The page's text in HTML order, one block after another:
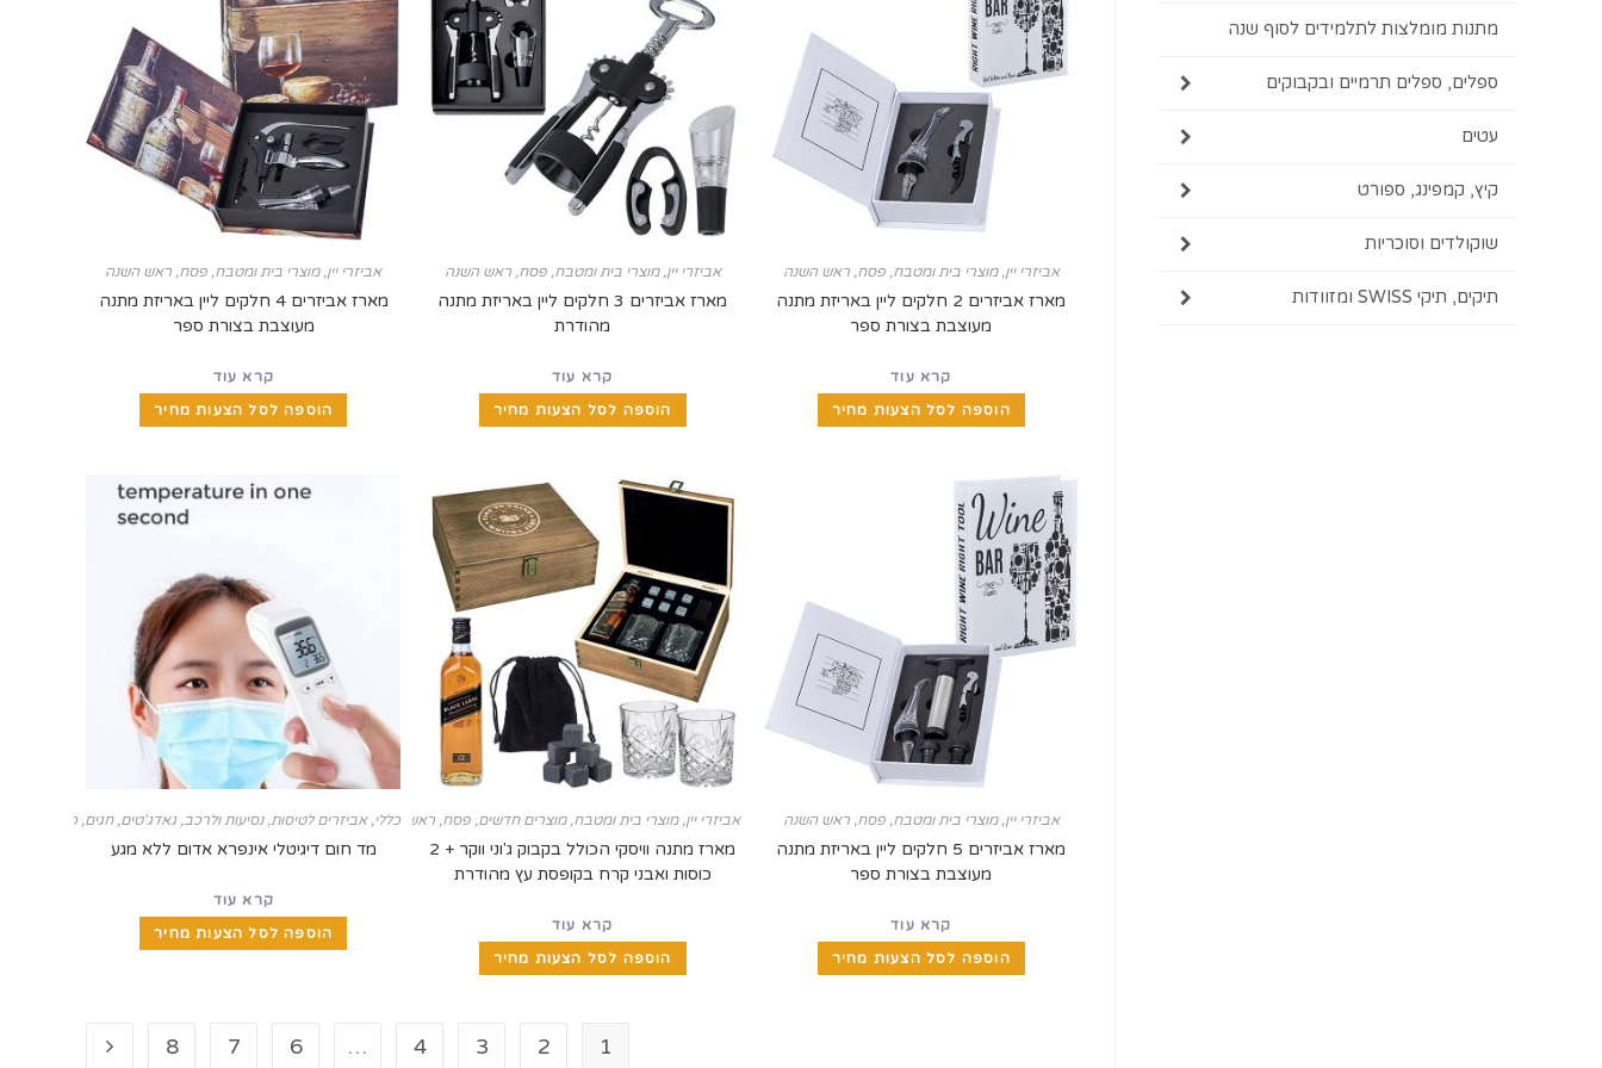
אביזרי יין,מוצרי בית ומטבח,פסח,ראש השנה
מארז אביזרים 2 חלקים ליין באריזת מתנה
מעוצבת בצורת ספר
קרא עוד
הוספה לסל הצעות מחיר
אביזרי יין,מוצרי בית ומטבח,פסח,ראש השנה
מארז אביזרים 3 חלקים ליין באריזת מתנה
מהודרת
קרא עוד
הוספה לסל הצעות מחיר
אביזרי יין,מוצרי בית ומטבח, פסח, ראש השנה
מארז אביזרים 4 חלקים ליין באריזת מתנה
מעוצבת בצורת ספר
קרא עוד
הוספה לסל הצעות מחיר
אביזרי יין,מוצרי בית ומטבח,פסח,ראש השנה
מארז אביזרים 5 חלקים ליין באריזת מתנה
מעוצבת בצורת ספר
קרא עוד
הוספה לסל הצעות מחיר
אביזרי יין,מוצרי בית ומטבח,מוצרים חדשים,פסח,ראש השנה
מארז מתנה וויסקי הכולל בקבוק ג'וני ווקר + 2
כוסות ואבני קרח בקופסת עץ מהודרת
קרא עוד
הוספה לסל הצעות מחיר
כללי,אביזרים לטיסות, נסיעות ולרכב, גאדג'טים,חגים, כנסים
מד חום דיגיטלי אינפרא אדום ללא מגע
קרא עוד
הוספה לסל הצעות מחיר
1
2
3
4
…
6
7
8
מתנות מומלצות לתלמידים לסוף שנה
ספלים, ספלים תרמיים ובקבוקים
עטים
קיץ, קמפינג, ספורט
שוקולדים וסוכריות
תיקים, תיקי SWISS ומזוודות